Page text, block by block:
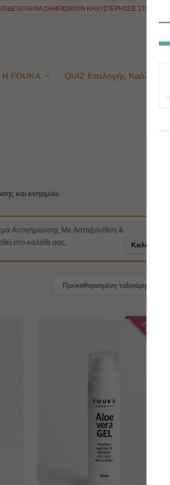
ΝΑ ΣΗΜΕΙΩΘΟΥΝ ΚΑΘΥΣΤΕΡΗΣΕΙΣ ΣΤΙΣ
H FOUKA QUIZ Επιλογής
και κνησμού.
Αντιγήρανσης Με Ασταξανθίνη &
στο καλάθι σας.
Καλάθι
Προκαθορισμένη ταξινόμηση
δημοφιλές